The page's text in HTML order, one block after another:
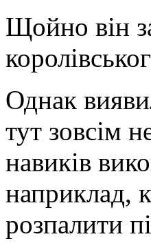
Щойно він
Однак
тут зовсім
навиків
наприклад,
розпалити